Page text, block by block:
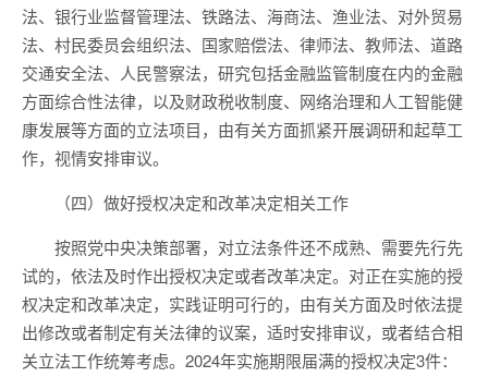
法、银行业监督管理法、铁路法、海商法、渔业法、对外贸易
法、村民委员会组织法、国家赔偿法、律师法、教师法、道路
交通安全法、人民警察法，研究包括金融监管制度在内的金融
方面综合性法律，以及财政税收制度、网络治理和人工智能健
康发展等方面的立法项目，由有关方面抓紧开展调研和起草工
作，视情安排审议。
（四）做好授权决定和改革决定相关工作
按照党中央决策部署，对立法条件还不成熟、需要先行先
试的，依法及时作出授权决定或者改革决定。对正在实施的授
权决定和改革决定，实践证明可行的，由有关方面及时依法提
出修改或者制定有关法律的议案，适时安排审议，或者结合相
关立法工作统筹考虑。2024年实施期限届满的授权决定3件：